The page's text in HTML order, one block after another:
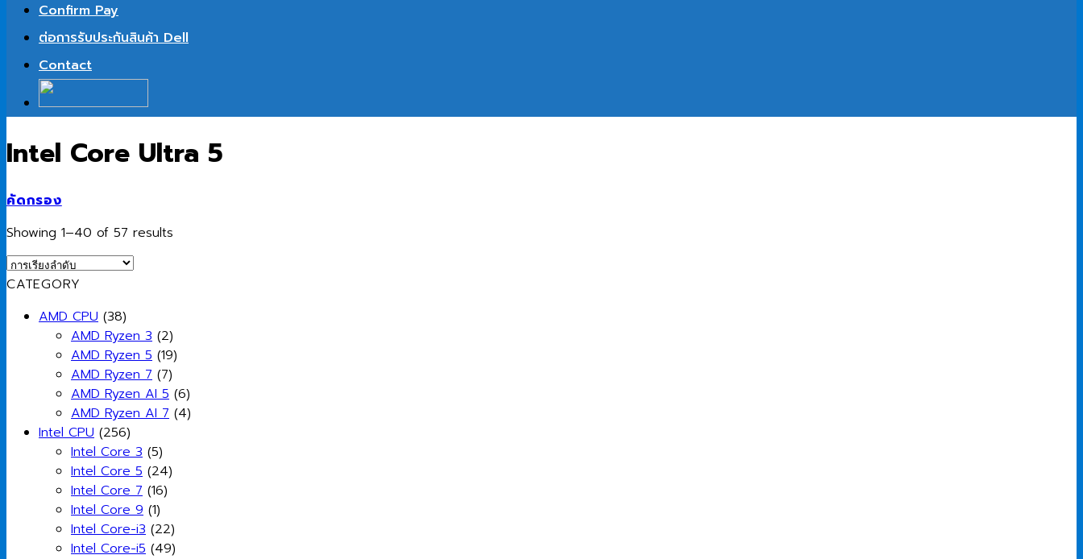
Confirm Pay
ต่อการรับประกันสินค้า Dell
Contact
Intel Core Ultra 5
คัดกรอง
Showing 1–40 of 57 results
CATEGORY
AMD CPU (38)
AMD Ryzen 3 (2)
AMD Ryzen 5 (19)
AMD Ryzen 7 (7)
AMD Ryzen AI 5 (6)
AMD Ryzen AI 7 (4)
Intel CPU (256)
Intel Core 3 (5)
Intel Core 5 (24)
Intel Core 7 (16)
Intel Core 9 (1)
Intel Core-i3 (22)
Intel Core-i5 (49)